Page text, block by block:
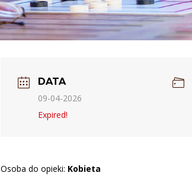
DATA
09-04-2026
Expired!
Osoba do opieki: Kobieta